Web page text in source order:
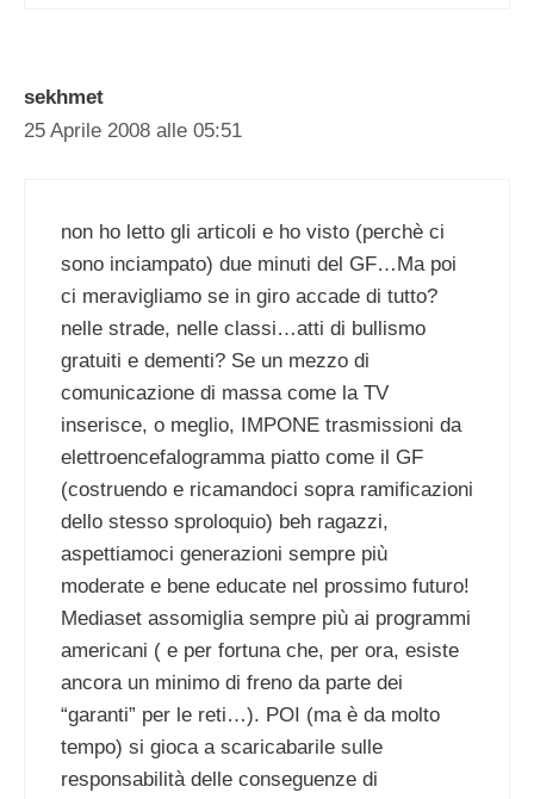
sekhmet
25 Aprile 2008 alle 05:51
non ho letto gli articoli e ho visto (perchè ci
sono inciampato) due minuti del GF…Ma poi
ci meravigliamo se in giro accade di tutto?
nelle strade, nelle classi…atti di bullismo
gratuiti e dementi? Se un mezzo di
comunicazione di massa come la TV
inserisce, o meglio, IMPONE trasmissioni da
elettroencefalogramma piatto come il GF
(costruendo e ricamandoci sopra ramificazioni
dello stesso sproloquio) beh ragazzi,
aspettiamoci generazioni sempre più
moderate e bene educate nel prossimo futuro!
Mediaset assomiglia sempre più ai programmi
americani ( e per fortuna che, per ora, esiste
ancora un minimo di freno da parte dei
“garanti” per le reti…). POI (ma è da molto
tempo) si gioca a scaricabarile sulle
responsabilità delle conseguenze di